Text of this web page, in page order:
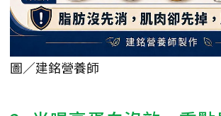
圖／建銘營養師